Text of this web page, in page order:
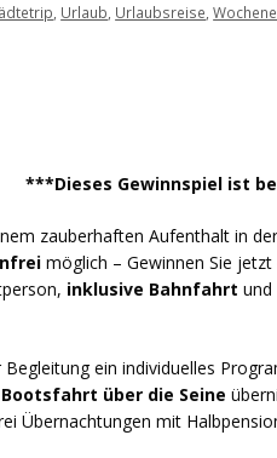
Urlaub Urlaubsreise ,
***Dieses Gewinnspiel ist
zauberhaften Aufenthalt in
möglich – Gewinnen Sie jetzt
inklusive Bahnfahrt und
Begleitung ein individuelles
Bootsfahrt über die Seine
Übernachtungen mit